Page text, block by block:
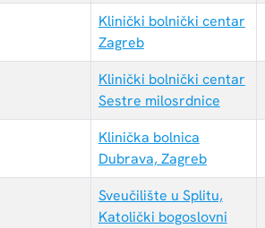
Klinički bolnički centar
Zagreb
Klinički bolnički centar
Sestre milosrdnice
Klinička bolnica
Dubrava, Zagreb
Sveučilište u Splitu,
Katolički bogoslovni